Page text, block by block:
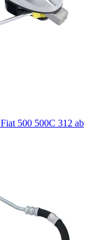
500 500C 312 ab